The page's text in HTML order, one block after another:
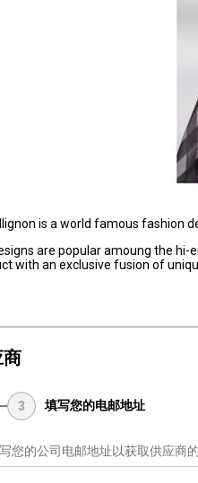
is a world famous fashion
are popular amoung the hi-
with an exclusive fusion of
3 填写您的电邮地址
您的公司电邮地址以获取供应商